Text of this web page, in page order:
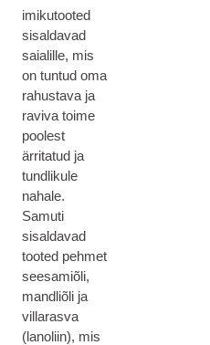
imikutooted
sisaldavad
saialille, mis
on tuntud oma
rahustava ja
raviva toime
poolest
ärritatud ja
tundlikule
nahale.
Samuti
sisaldavad
tooted pehmet
seesamiõli,
mandliõli ja
villarasva
(lanoliin), mis